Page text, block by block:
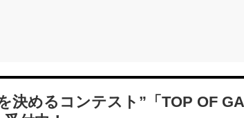
決めるコンテスト”「TOP OF